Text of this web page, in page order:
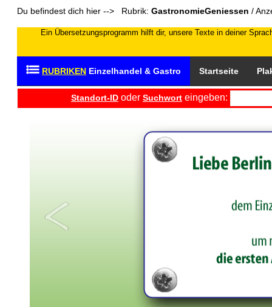
Du befindest dich hier --> Rubrik: GastronomieGeniessen /
Ein Übersetzungsprogramm hilft dir, unsere Texte in deiner
RUBRIKEN Einzelhandel & Gastro Startseite
Standort-ID oder Suchwort eingeben: